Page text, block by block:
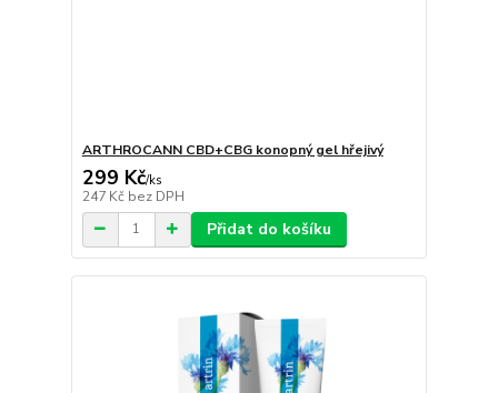
ARTHROCANN CBD+CBG konopný gel hřejivý
299 Kč/ks
247 Kč bez DPH
Přidat do košíku